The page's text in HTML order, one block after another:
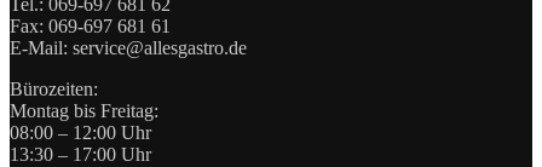
Tel.: 069-697 681 62
Fax: 069-697 681 61
E-Mail: service@allesgastro.de
Bürozeiten:
Montag bis Freitag:
08:00 – 12:00 Uhr
13:30 – 17:00 Uhr